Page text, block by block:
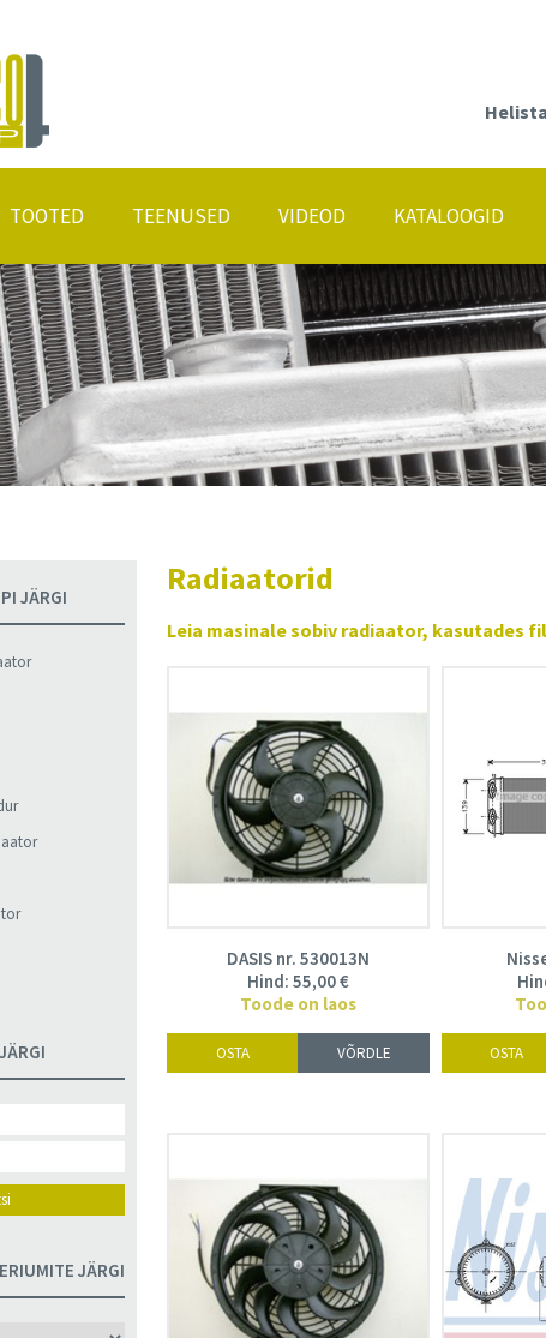
Helista
TOOTED
Radiaatorid
Erimõõdulised konditsioneerid ja kaloriiferid
Konditsioneeri hooldustarvikud
Konditsioneerikeemia
TEENUSED
Remonttööd
Eritellimusel radiaatorid
Keevitustööd
Konditsioneeride täitmine
VIDEOD KATALOOGID
JÄRGI
JÄRGI
Radiaatorid
Leia masinale sobiv radiaator, kasutades
DASIS nr. 530013N
Hind: 55,00€
Toode on laos
OSTA VÕRDLE OSTA